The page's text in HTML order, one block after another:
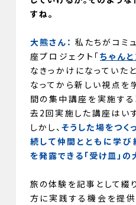
すね。
大熊さん： 私たちがコミ
座プロジェクト「ちゃん
なきっかけになっていた
なってから新しい視点を
間の集中講座を実施す
去2回実施した講座はい
しかし、そうした場をつく
続して仲間とともに学
を発露できる「受け皿」の
旅の体験を記事として綴
方に実践する機会を提